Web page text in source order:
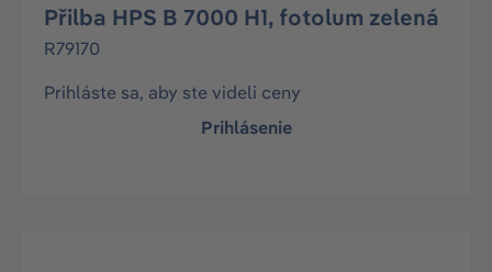
Přilba HPS B 7000 H1, fotolum zelená
R79170
Prihláste sa, aby ste videli ceny
Prihlásenie